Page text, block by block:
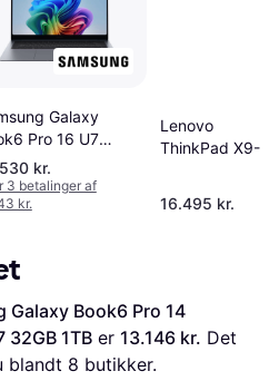
Galaxy
Pro 16 U7
PC
kr.
3 betalinger af
kr.
Lenovo
ThinkPad X9-
16.495 kr.
Galaxy Book6 Pro 14
32GB 1TB er 13.146 kr. Det
blandt 8 butikker.